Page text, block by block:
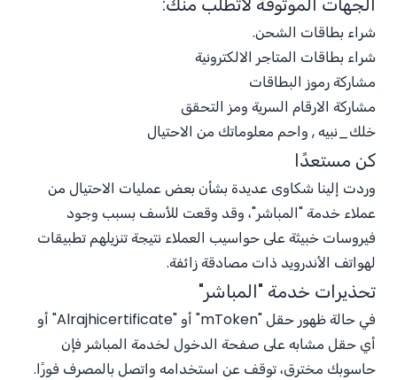
شراء بطاقات الشحن.
شراء بطاقات المتاجر الالكترونية
مشاركة رموز البطاقات
مشاركة الارقام السرية ومز التحقق
خلك_نبيه , واحم معلوماتك من الاحتيال
كن مستعدًا
وردت إلينا شكاوى عديدة بشأن بعض عمليات الاحتيال من
عملاء خدمة "المباشر"، وقد وقعت للأسف بسبب وجود
فيروسات خبيثة على حواسيب العملاء نتيجة تنزيلهم تطبيقات
لهواتف الأندرويد ذات مصادقة زائفة.
تحذيرات خدمة "المباشر"
في حالة ظهور حقل "mToken" أو "Alrajhicertificate" أو
أي حقل مشابه على صفحة الدخول لخدمة المباشر فإن
حاسوبك مخترق، توقف عن استخدامه واتصل بالمصرف فورًا.